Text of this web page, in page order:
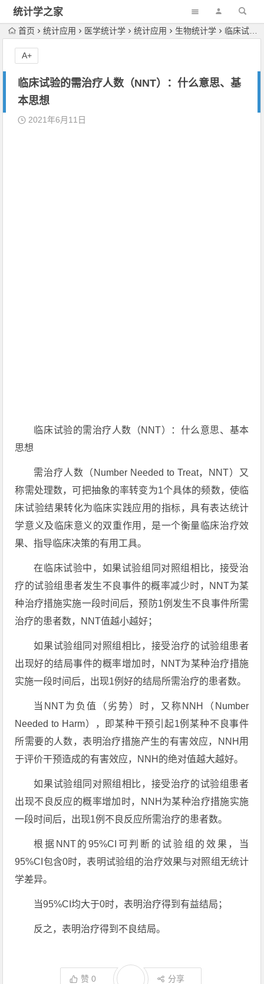
统计学之家
首页 统计应用 医学统计学 统计应用 生物统计学 临床试验的需治疗人数（NNT）：什么意思、基本思想
临床试验的需治疗人数（NNT）：什么意思、基
本思想
2021年6月11日
临床试验的需治疗人数（NNT）：什么意思、基本
思想
需治疗人数（Number Needed to Treat，NNT）又
称需处理数，可把抽象的率转变为1个具体的频数，使临
床试验结果转化为临床实践应用的指标，具有表达统计
学意义及临床意义的双重作用，是一个衡量临床治疗效
果、指导临床决策的有用工具。
在临床试验中，如果试验组同对照组相比，接受治
疗的试验组患者发生不良事件的概率减少时，NNT为某
种治疗措施实施一段时间后，预防1例发生不良事件所需
治疗的患者数，NNT值越小越好；
如果试验组同对照组相比，接受治疗的试验组患者
出现好的结局事件的概率增加时，NNT为某种治疗措施
实施一段时间后，出现1例好的结局所需治疗的患者数。
当NNT为负值（劣势）时，又称NNH（Number
Needed to Harm），即某种干预引起1例某种不良事件
所需要的人数，表明治疗措施产生的有害效应，NNH用
于评价干预造成的有害效应，NNH的绝对值越大越好。
如果试验组同对照组相比，接受治疗的试验组患者
出现不良反应的概率增加时，NNH为某种治疗措施实施
一段时间后，出现1例不良反应所需治疗的患者数。
根据NNT的95%CI可判断的试验组的效果，当
95%CI包含0时，表明试验组的治疗效果与对照组无统计
学差异。
当95%CI均大于0时，表明治疗得到有益结局；
反之，表明治疗得到不良结局。
赞0 分享
A+